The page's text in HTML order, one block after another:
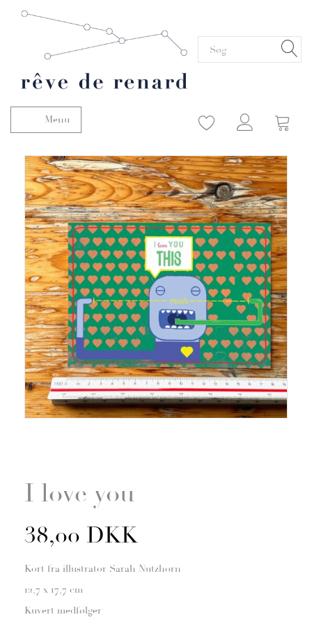
Skifte navigation
Menu
I love you
38,00 DKK
Kort fra illustrator Sarah Nutzhorn
12,7 x 17,7 cm
Kuvert medfølger